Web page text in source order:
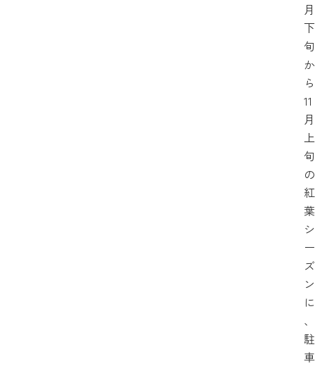
月
下
旬
か
ら
11
月
上
旬
の
紅
葉
シ
ー
ズ
ン
に
、
駐
車